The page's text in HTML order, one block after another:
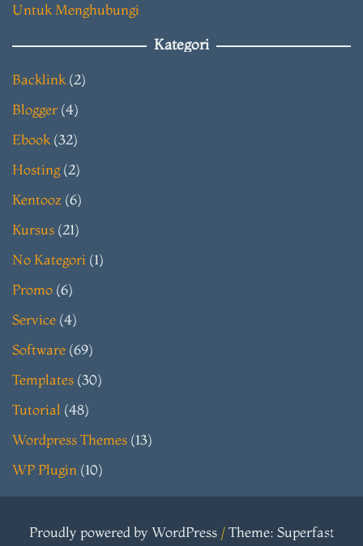
Untuk Menghubungi
Kategori
Backlink (2)
Blogger (4)
Ebook (32)
Hosting(2)
Kentooz (6)
Kursus (21)
No Kategori (1)
Promo (6)
Service (4)
Software (69)
Templates (30)
Tutorial (48)
Wordpress Themes (13)
WP Plugin (10)
Proudly powered by WordPress /Theme: Superfast